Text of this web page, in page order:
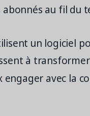
au fil du
un logiciel
à
avec la